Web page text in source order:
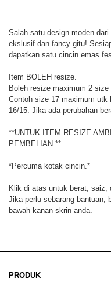
Salah satu design moden
ekslusif dan fancy gitu!
dapatkan satu cincin emas
Item BOLEH resize.
Boleh resize maximum 2 size
Contoh size 17 maximum utk
16/15. Jika ada perubahan
**UNTUK ITEM RESIZE
PEMBELIAN.**
*Percuma kotak cincin.*
Klik di atas untuk berat, saiz,
Jika perlu sebarang bantuan,
bawah kanan skrin anda.
PRODUK